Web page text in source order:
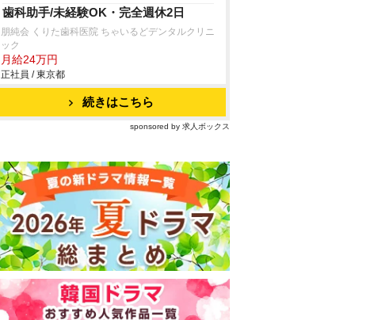
歯科助手/未経験OK・完全週休2日
朋純会 くりた歯科医院 ちゃいるどデンタルクリニ
ック
月給24万円
正社員 / 東京都
続きはこちら
sponsored by 求人ボックス